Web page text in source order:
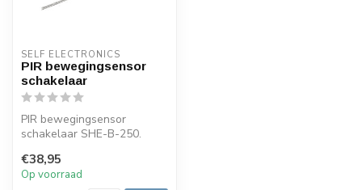
SELF ELECTRONICS
PIR bewegingsensor
schakelaar
PIR bewegingsensor
schakelaar SHE-B-250.
het aan en uit...
€38,95
Op voorraad